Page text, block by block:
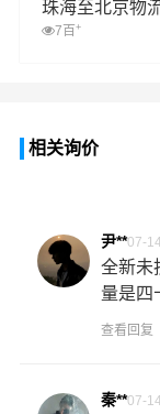
珠海至北京物
7百 +
相关询价
尹**07-14
全新未
量是四
查看回复
秦**07-14